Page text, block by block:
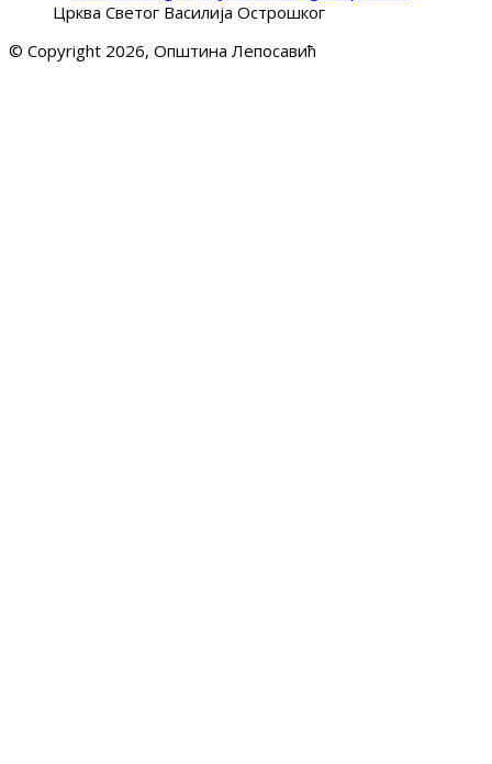
Црква Светог Василија Острошког
© Copyright 2026, Општина Лепосавић